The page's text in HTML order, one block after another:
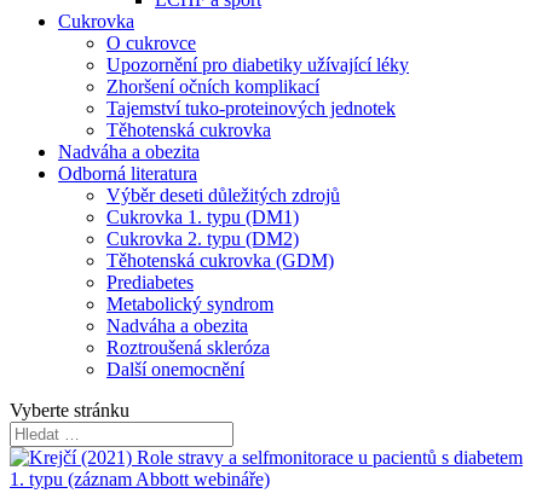
Cukrovka
O cukrovce
Upozornění pro diabetiky užívající léky
Zhoršení očních komplikací
Tajemství tuko-proteinových jednotek
Těhotenská cukrovka
Nadváha a obezita
Odborná literatura
Výběr deseti důležitých zdrojů
Cukrovka 1. typu (DM1)
Cukrovka 2. typu (DM2)
Těhotenská cukrovka (GDM)
Prediabetes
Metabolický syndrom
Nadváha a obezita
Roztroušená skleróza
Další onemocnění
Vyberte stránku